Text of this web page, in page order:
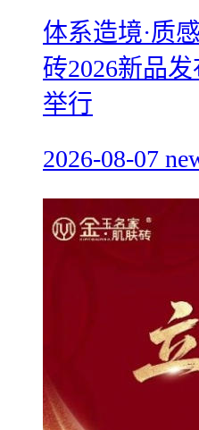
体系造境·质
砖2026新品
举行
2026-08-07